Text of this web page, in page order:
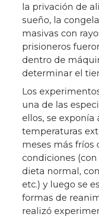
la privación de
sueño, la
masivas con
prisioneros
dentro de
determinar el
Los
una de las
ellos, se exponía
temperaturas
meses más fríos
condiciones
dieta normal,
etc.) y luego se
formas de
realizó